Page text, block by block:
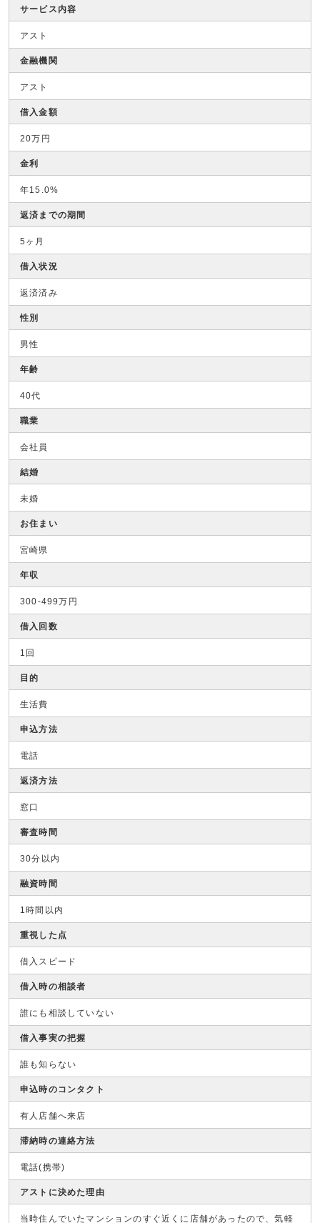
サービス内容
アスト
金融機関
アスト
借入金額
20万円
金利
年15.0%
返済までの期間
5ヶ月
借入状況
返済済み
性別
男性
年齢
40代
職業
会社員
結婚
未婚
お住まい
宮崎県
年収
300-499万円
借入回数
1回
目的
生活費
申込方法
電話
返済方法
窓口
審査時間
30分以内
融資時間
1時間以内
重視した点
借入スピード
借入時の相談者
誰にも相談していない
借入事実の把握
誰も知らない
申込時のコンタクト
有人店舗へ来店
滞納時の連絡方法
電話(携帯)
アストに決めた理由
当時住んでいたマンションのすぐ近くに店舗があったので、気軽